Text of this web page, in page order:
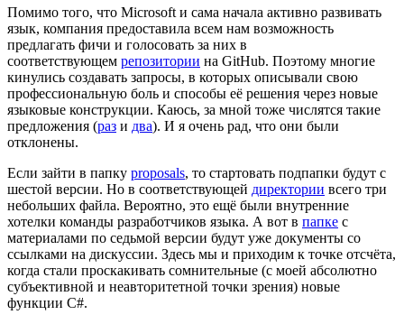
Помимо того, что Microsoft и сама начала активно развивать
язык, компания предоставила всем нам возможность
предлагать фичи и голосовать за них в
соответствующем репозитории на GitHub. Поэтому многие
кинулись создавать запросы, в которых описывали свою
профессиональную боль и способы её решения через новые
языковые конструкции. Каюсь, за мной тоже числятся такие
предложения (раз и два). И я очень рад, что они были
отклонены.
Если зайти в папку proposals, то стартовать подпапки будут с
шестой версии. Но в соответствующей директории всего три
небольших файла. Вероятно, это ещё были внутренние
хотелки команды разработчиков языка. А вот в папке с
материалами по седьмой версии будут уже документы со
ссылками на дискуссии. Здесь мы и приходим к точке отсчёта,
когда стали проскакивать сомнительные (с моей абсолютно
субъективной и неавторитетной точки зрения) новые
функции C#.